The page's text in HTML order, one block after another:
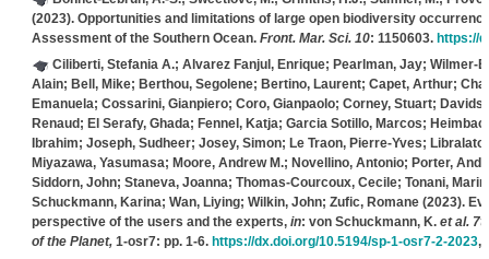
(2023). Opportunities and limitations of large open biodiversity
Assessment of the Southern Ocean. Front. Mar. Sci. 10: 1150603. https://
Ciliberti, Stefania A.; Alvarez Fanjul, Enrique; Pearlman, Jay;
Alain; Bell, Mike; Berthou, Segolene; Bertino, Laurent; Capet, Arthur;
Emanuela; Cossarini, Gianpiero; Coro, Gianpaolo; Corney, Stuart;
Renaud; El Serafy, Ghada; Fennel, Katja; Garcia Sotillo, Marcos;
Ibrahim; Joseph, Sudheer; Josey, Simon; Le Traon, Pierre-Yves;
Miyazawa, Yasumasa; Moore, Andrew M.; Novellino, Antonio; Porter,
Siddorn, John; Staneva, Joanna; Thomas-Courcoux, Cecile; Tonani,
Schuckmann, Karina; Wan, Liying; Wilkin, John; Zufic, Romane(2023).
perspective of the users and the experts, in: von Schuckmann, K. et al.
of the Planet,1-osr7: pp. 1-6. https://dx.doi.org/10.5194/sp-1-osr7-2-2023,